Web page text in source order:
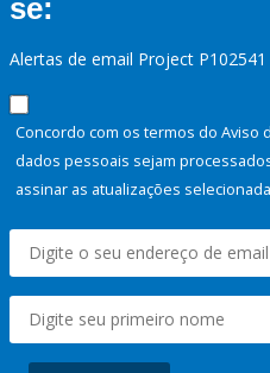
se:
Alertas de email Project P102541
Concordo com os termos do Aviso
dados pessoais sejam
assinar as atualizações